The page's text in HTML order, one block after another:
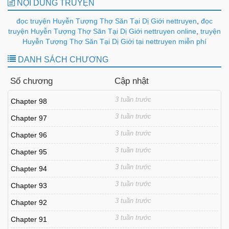
NỘI DUNG TRUYỆN
đọc truyện Huyễn Tượng Thợ Săn Tại Dị Giới nettruyen đọc
truyện Huyễn Tượng Thợ Săn Tại Dị Giới nettruyen online truyện
Huyễn Tượng Thợ Săn Tại Dị Giới tại nettruyen miễn phí
DANH SÁCH CHƯƠNG
Số chương Cập nhật
Chapter 98 3 tuần trước
Chapter 97 3 tuần trước
Chapter 96 3 tuần trước
Chapter 95 3 tuần trước
Chapter 94 3 tuần trước
Chapter 93 3 tuần trước
Chapter 92 3 tuần trước
Chapter 91 3 tuần trước